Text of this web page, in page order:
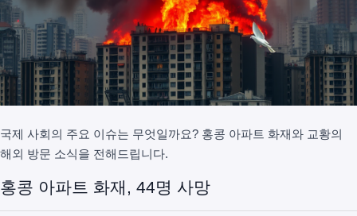
국제 사회의 주요 이슈는 무엇일까요? 홍콩 아파트 화재와 교황의
해외 방문 소식을 전해드립니다.
홍콩 아파트 화재, 44명 사망